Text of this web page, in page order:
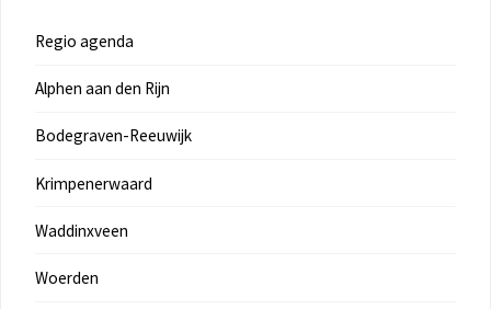
Regio agenda
Alphen aan den Rijn
Bodegraven-Reeuwijk
Krimpenerwaard
Waddinxveen
Woerden